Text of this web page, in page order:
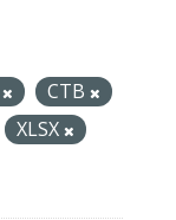
CTB
XLSX